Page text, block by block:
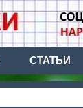
СТАТЬИ